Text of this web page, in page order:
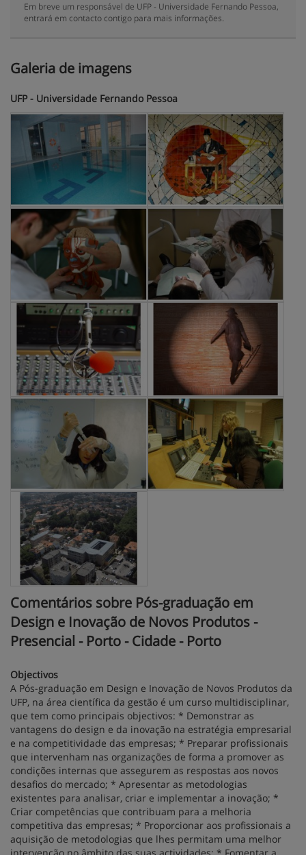
Em breve um responsável de UFP - Universidade Fernando Pessoa,
entrará em contacto contigo para mais informações.
Galeria de imagens
UFP - Universidade Fernando Pessoa
Comentários sobre Pós-graduação em
Design e Inovação de Novos Produtos -
Presencial - Porto - Cidade - Porto
Objectivos
A Pós-graduação em Design e Inovação de Novos Produtos da
UFP, na área científica da gestão é um curso multidisciplinar,
que tem como principais objectivos: * Demonstrar as
vantagens do design e da inovação na estratégia empresarial
e na competitividade das empresas; * Preparar profissionais
que intervenham nas organizações de forma a promover as
condições internas que assegurem as respostas aos novos
desafios do mercado; * Apresentar as metodologias
existentes para analisar, criar e implementar a inovação; *
Criar competências que contribuam para a melhoria
competitiva das empresas; * Proporcionar aos profissionais a
aquisição de metodologias que lhes permitam uma melhor